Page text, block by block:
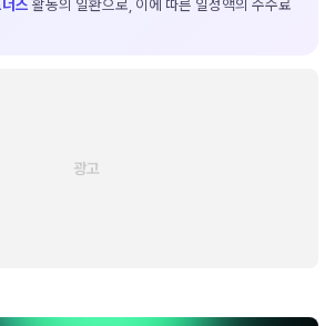
스 활동의 일환으로, 이에 따른 일정액의 수수료